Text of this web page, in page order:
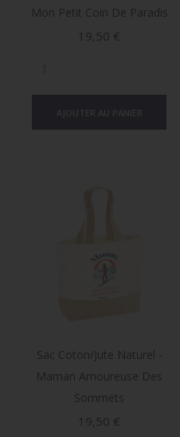
Mon Petit Coin De Paradis
Prix
19,50 €
Sac Coton/jute Naturel -
Maman Amoureuse Des
Sommets
Prix
19,50 €